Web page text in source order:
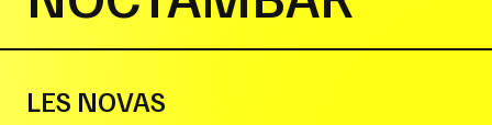
LES NOVAS